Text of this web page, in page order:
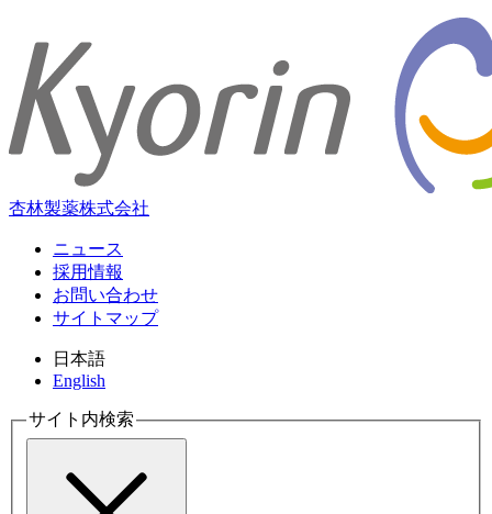
杏林製薬株式会社
ニュース
採用情報
お問い合わせ
サイトマップ
日本語
English
サイト内検索